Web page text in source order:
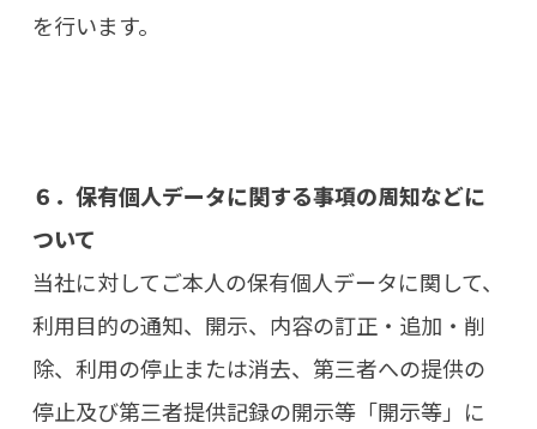
を行います。
６．保有個人データに関する事項の周知などに
ついて
当社に対してご本人の保有個人データに関して、
利用目的の通知、開示、内容の訂正・追加・削
除、利用の停止または消去、第三者への提供の
停止及び第三者提供記録の開示等「開示等」に